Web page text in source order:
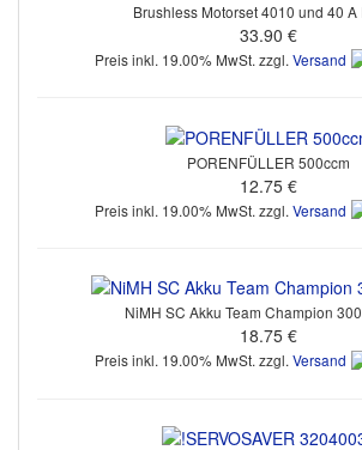
Brushless Motorset 4010 und 40 A
33.90 €
Preis inkl. 19.00% MwSt. zzgl. Versand
PORENFÜLLER 500ccm
12.75 €
Preis inkl. 19.00% MwSt. zzgl. Versand
NiMH SC Akku Team Champion
18.75 €
Preis inkl. 19.00% MwSt. zzgl. Versand